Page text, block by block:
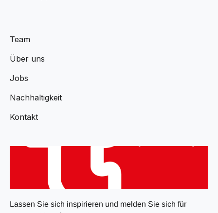
Team
Über uns
Jobs
Nachhaltigkeit
Kontakt
Lassen Sie sich inspirieren und melden Sie sich für